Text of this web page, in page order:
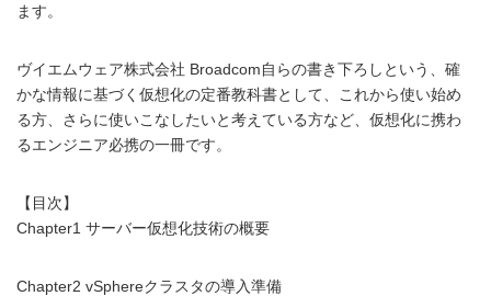
ます。
ヴイエムウェア株式会社 Broadcom自らの書き下ろしという、確
かな情報に基づく仮想化の定番教科書として、これから使い始め
る方、さらに使いこなしたいと考えている方など、仮想化に携わ
るエンジニア必携の一冊です。
【目次】
Chapter1 サーバー仮想化技術の概要
Chapter2 vSphereクラスタの導入準備